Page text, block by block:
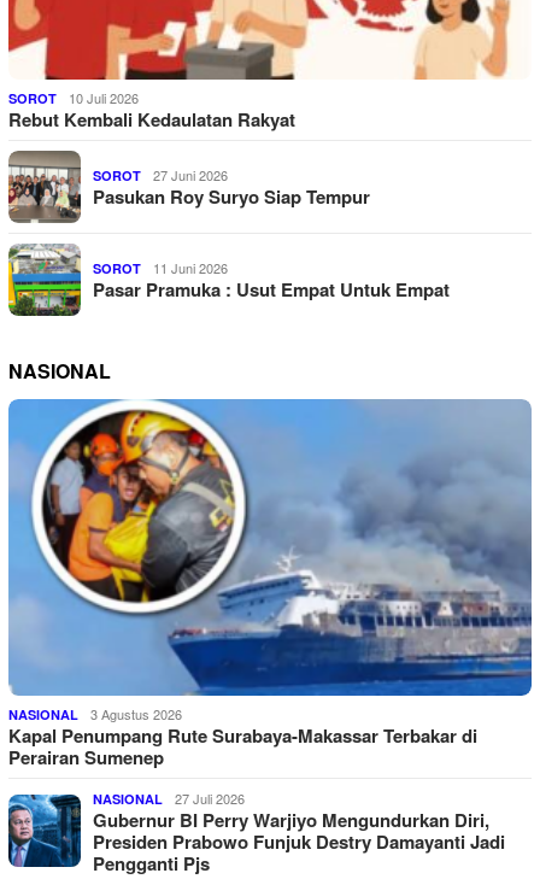
SOROT 10 Juli 2026
Rebut Kembali Kedaulatan Rakyat
SOROT 27 Juni 2026
Pasukan Roy Suryo Siap Tempur
SOROT 11 Juni 2026
Pasar Pramuka : Usut Empat Untuk Empat
NASIONAL
NASIONAL 3 Agustus 2026
Kapal Penumpang Rute Surabaya-Makassar Terbakar di
Perairan Sumenep
NASIONAL 27 Juli 2026
Gubernur BI Perry Warjiyo Mengundurkan Diri,
Presiden Prabowo Funjuk Destry Damayanti Jadi
Pengganti Pjs